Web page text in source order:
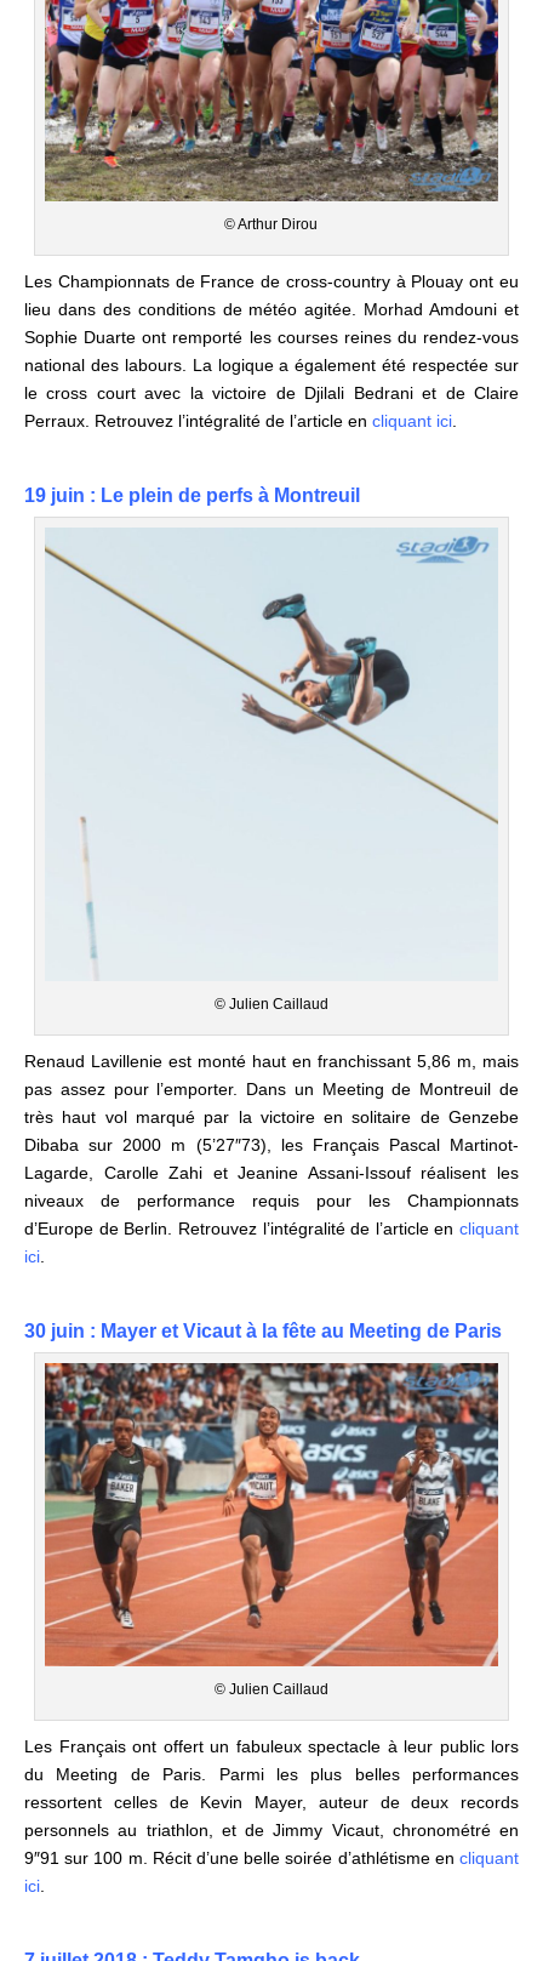
© Arthur Dirou
Les Championnats de France de cross-country à Plouay ont eu
lieu dans des conditions de météo agitée. Morhad Amdouni et
Sophie Duarte ont remporté les courses reines du rendez-vous
national des labours. La logique a également été respectée sur
le cross court avec la victoire de Djilali Bedrani et de Claire
Perraux. Retrouvez l’intégralité de l’article en cliquant ici.
19 juin : Le plein de perfs à Montreuil
© Julien Caillaud
Renaud Lavillenie est monté haut en franchissant 5,86 m, mais
pas assez pour l’emporter. Dans un Meeting de Montreuil de
très haut vol marqué par la victoire en solitaire de Genzebe
Dibaba sur 2000 m (5’27″73), les Français Pascal Martinot-
Lagarde, Carolle Zahi et Jeanine Assani-Issouf réalisent les
niveaux de performance requis pour les Championnats
d’Europe de Berlin. Retrouvez l’intégralité de l’article en cliquant
ici
30 juin : Mayer et Vicaut à la fête au Meeting de Paris
© Julien Caillaud
Les Français ont offert un fabuleux spectacle à leur public lors
du Meeting de Paris. Parmi les plus belles performances
ressortent celles de Kevin Mayer, auteur de deux records
personnels au triathlon, et de Jimmy Vicaut, chronométré en
9″91 sur 100 m. Récit d’une belle soirée d’athlétisme en cliquant
ici